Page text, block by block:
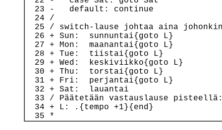
  23 -   default: continue
  24 /
25 / switch-lause johtaa aina
  26 + Sun:  sunnuntai{goto L}
  27 + Mon:  maanantai{goto L}
  28 + Tue:  tiistai{goto L}
  29 + Wed:  keskiviikko{goto L}
  30 + Thu:  torstai{goto L}
  31 + Fri:  perjantai{goto L}
  32 + Sat:  lauantai
33 / Päätetään vastauslause
  34 + L: .{tempo +1}{end}